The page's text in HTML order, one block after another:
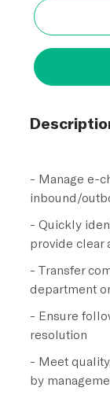
- Manage e-
inbound/
- Quickly
provide clear
- Transfer
department
- Ensure
resolution
- Meet
by